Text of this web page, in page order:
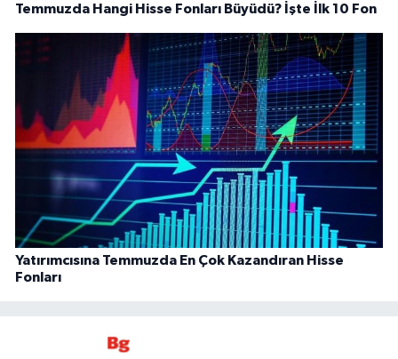
Temmuzda Hangi Hisse Fonları Büyüdü? İşte İlk 10 Fon
Yatırımcısına Temmuzda En Çok Kazandıran Hisse
Fonları